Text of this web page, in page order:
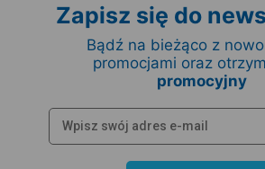
Zapisz się do
Bądź na bieżąco z
promocjami oraz
promocyjny